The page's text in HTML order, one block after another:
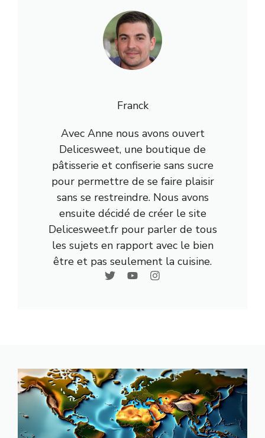
Franck
Avec Anne nous avons ouvert
Delicesweet, une boutique de
pâtisserie et confiserie sans sucre
pour permettre de se faire plaisir
sans se restreindre. Nous avons
ensuite décidé de créer le site
Delicesweet.fr pour parler de tous
les sujets en rapport avec le bien
être et pas seulement la cuisine.